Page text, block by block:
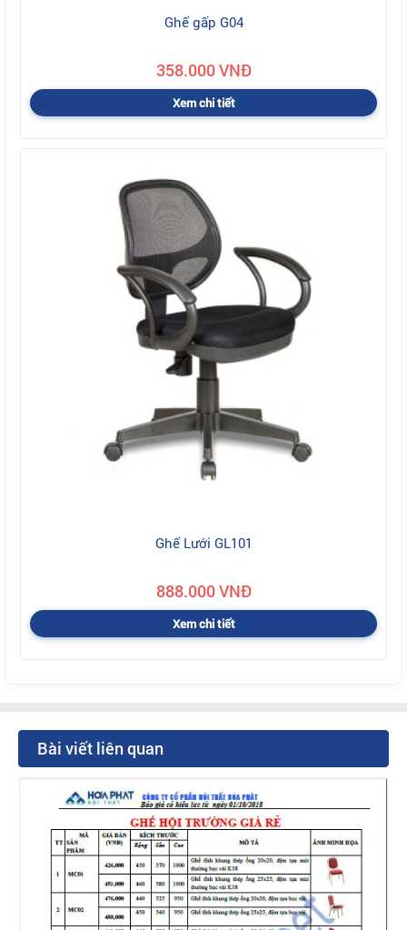
Ghế gấp G04
358.000 VNĐ
Xem chi tiết
Ghế Lưới GL101
888.000 VNĐ
Xem chi tiết
Bài viết liên quan